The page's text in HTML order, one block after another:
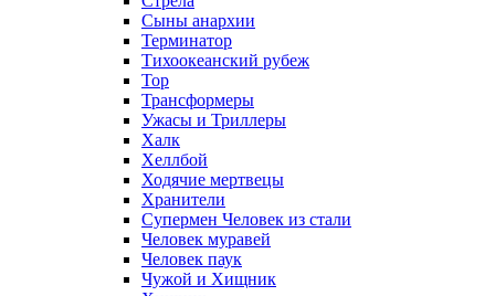
Сыны анархии
Терминатор
Тихоокеанский рубеж
Тор
Трансформеры
Ужасы и Триллеры
Халк
Хеллбой
Ходячие мертвецы
Хранители
Супермен Человек из стали
Человек муравей
Человек паук
Чужой и Хищник